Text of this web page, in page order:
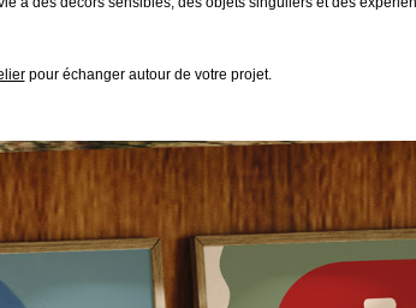
pour échanger autour de votre projet.